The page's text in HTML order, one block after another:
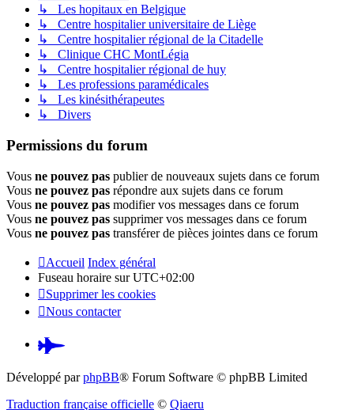
↳ Les hopitaux en Belgique
↳ Centre hospitalier universitaire de Liège
↳ Centre hospitalier régional de la Citadelle
↳ Clinique CHC MontLégia
↳ Centre hospitalier régional de huy
↳ Les professions paramédicales
↳ Les kinésithérapeutes
↳ Divers
Permissions du forum
Vous ne pouvez pas publier de nouveaux sujets dans ce forum
Vous ne pouvez pas répondre aux sujets dans ce forum
Vous ne pouvez pas modifier vos messages dans ce forum
Vous ne pouvez pas supprimer vos messages dans ce forum
Vous ne pouvez pas transférer de pièces jointes dans ce forum
Accueil Index général
Fuseau horaire surUTC+02:00
Supprimer les cookies
Nous contacter
Pardus.at
(S’ouvre
Développé parphpBB® Forum Software © phpBB Limited
Traduction française officielle © Qiaeru